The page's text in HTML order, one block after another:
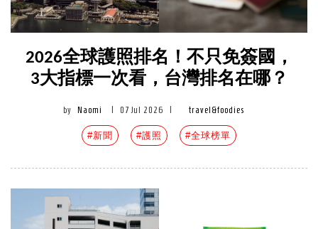
2026全球護照排名！不只免簽國，
3大指標一次看，台灣排名在哪？
by Naomi 07 Jul 2026 travel&foodies
#新聞 #護照 #全球榜單